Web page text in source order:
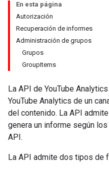
En esta página
Autorización
Recuperación de informes
Administración de grupos
Grupos
GroupItems
La API de YouTube
YouTube Analytics de un
del contenido. La API
genera un informe según
API.
La API admite dos tipos de